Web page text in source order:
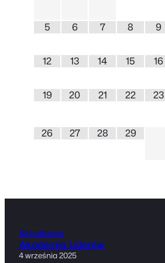
5 6 7 8 9
12 13 14 15 16
19 20 21 22 23
26
27 28 29
Aktualności
Akademia Liderów
4 września 2025